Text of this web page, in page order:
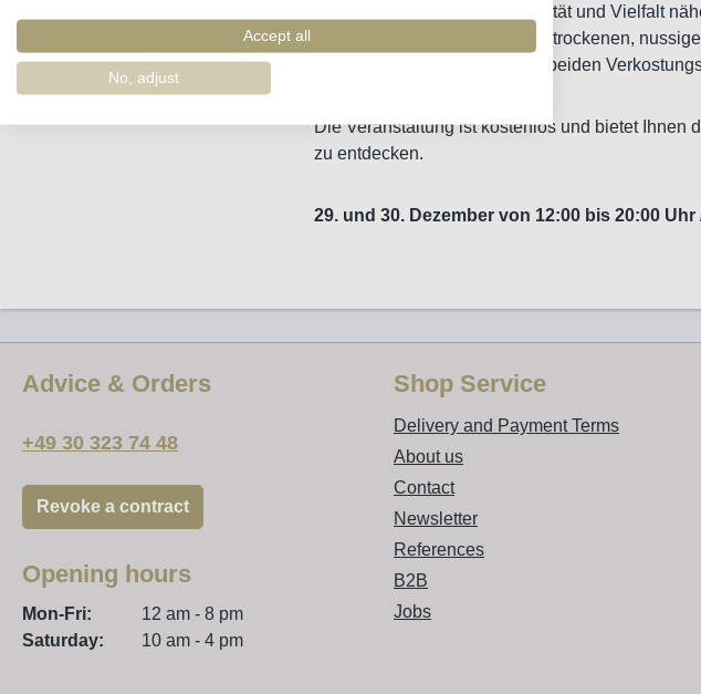
Wir wollen Ihnen die Komplexität und Vielfalt
Espumante zu bieten hat. Von trockenen,
wechselnden Weinen an den beiden
Die Veranstaltung ist kostenlos und bietet Ihnen
zu entdecken.
29. und 30. Dezember von 12:00 bis 20:00
Advice & Orders
+49 30 323 74 48
Revoke a contract
Opening hours
Mon-Fri:
12 am - 8 pm
Saturday:
10 am - 4 pm
Shop Service
Delivery and Payment Terms
About us
Contact
Newsletter
References
B2B
Jobs
Accept all
No, adjust